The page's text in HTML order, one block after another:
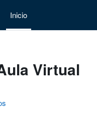
Inicio
Virtual